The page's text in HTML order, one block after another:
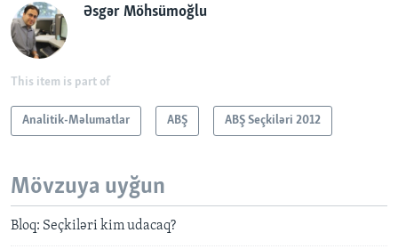
Əsgər Möhsümoğlu
This item is part of
Analitik-Məlumatlar ABŞ ABŞ Seçkiləri 2012
Mövzuya uyğun
Bloq: Seçkiləri kim udacaq?